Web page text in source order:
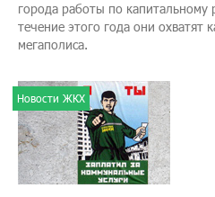
города работы по
течение этого года они охватят
мегаполиса.
Новости ЖКХ